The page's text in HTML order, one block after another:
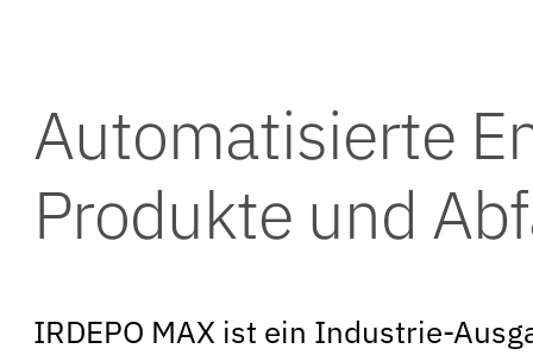
Automatisierte
Produkte und
IRDEPO MAX ist ein Industrie-